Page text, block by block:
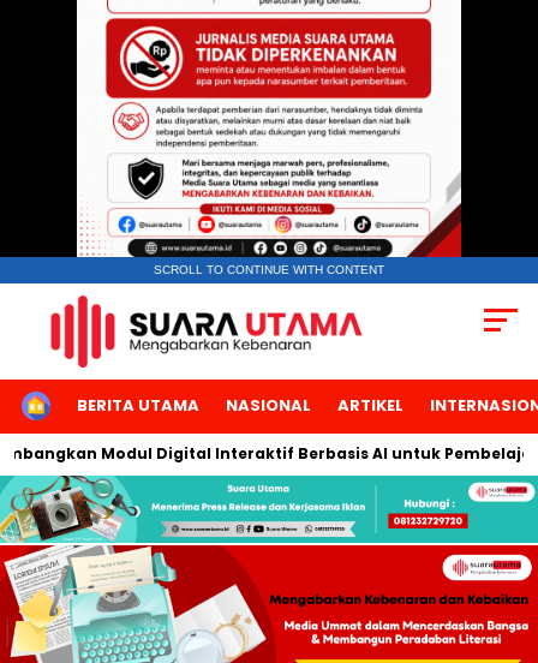
SCROLL TO CONTINUE WITH CONTENT
HOMEBERITA UTAMA NASIONAL ARTIKEL
Modul Digital Interaktif Berbasis AI untuk Pembelajaran